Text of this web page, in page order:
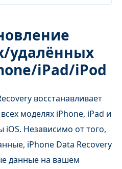
удалённых
iPad/iPod
восстанавливает
моделях iPhone, iPad и
iOS. Независимо от того,
iPhone Data Recovery
данные на вашем